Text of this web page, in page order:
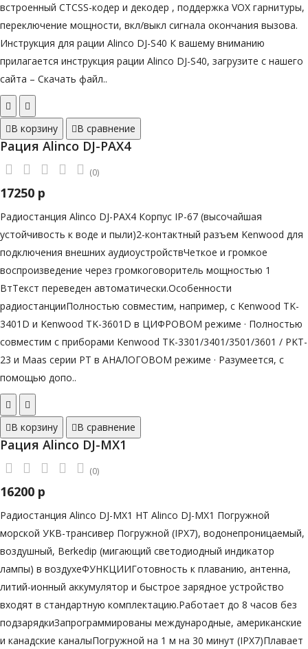
встроенный CTCSS-кодер и декодер , поддержка VOX гарнитуры,
переключение мощности, вкл/выкл сигнала окончания вызова.
Инструкция для рации Alinco DJ-S40 К вашему вниманию
прилагается инструкция рации Alinco DJ-S40, загрузите с нашего
сайта – Скачать файл..
В корзину В сравнение
Рация Alinco DJ-PAX4
(0)
17250 р
Радиостанция Alinco DJ-PAX4 Корпус IP-67 (высочайшая
устойчивость к воде и пыли)2-контактный разъем Kenwood для
подключения внешних аудиоустройствЧеткое и громкое
воспроизведение через громкоговоритель мощностью 1
ВтТекст переведен автоматически.Особенности
радиостанцииПолностью совместим, например, с Kenwood TK-
3401D и Kenwood TK-3601D в ЦИФРОВОМ режиме · Полностью
совместим с приборами Kenwood TK-3301/3401/3501/3601 / PKT-
23 и Maas серии PT в АНАЛОГОВОМ режиме · Разумеется, с
помощью допо..
В корзину В сравнение
Рация Alinco DJ-MX1
(0)
16200 р
Радиостанция Alinco DJ-MX1 HT Alinco DJ-MX1 Погружной
морской УКВ-трансивер Погружной (IPX7), водонепроницаемый,
воздушный, Berkedip (мигающий светодиодный индикатор
лампы) в воздухеФУНКЦИИГотовность к плаванию, антенна,
литий-ионный аккумулятор и быстрое зарядное устройство
входят в стандартную комплектацию.Работает до 8 часов без
подзарядкиЗапрограммированы международные, американские
и канадские каналыПогружной на 1 м на 30 минут (IPX7)Плавает